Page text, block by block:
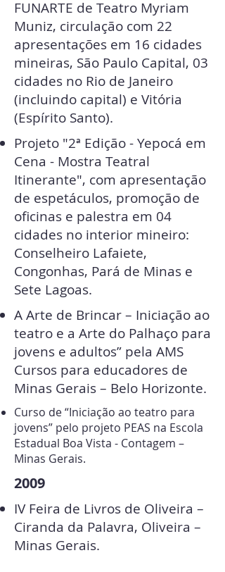
FUNARTE de Teatro Myriam
Muniz, circulação com 22
apresentações em 16 cidades
mineiras, São Paulo Capital, 03
cidades no Rio de Janeiro
(incluindo capital) e Vitória
(Espírito Santo).
Projeto "2ª Edição - Yepocá em
Cena - Mostra Teatral
Itinerante", com apresentação
de espetáculos, promoção de
oficinas e palestra em 04
cidades no interior mineiro:
Conselheiro Lafaiete,
Congonhas, Pará de Minas e
Sete Lagoas.
A Arte de Brincar – Iniciação ao
teatro e a Arte do Palhaço para
jovens e adultos” pela AMS
Cursos para educadores de
Minas Gerais – Belo Horizonte.
Curso de “Iniciação ao teatro para
jovens” pelo projeto PEAS na Escola
Estadual Boa Vista - Contagem –
Minas Gerais.
2009
IV Feira de Livros de Oliveira –
Ciranda da Palavra, Oliveira –
Minas Gerais.